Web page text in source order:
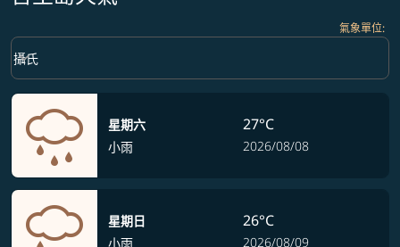
氣象單位:
Weather unit option 攝氏 Selected
攝氏
keyboard_arrow_down
星期六
小雨
27°C
2026/08/08
星期日
小雨
26°C
2026/08/09